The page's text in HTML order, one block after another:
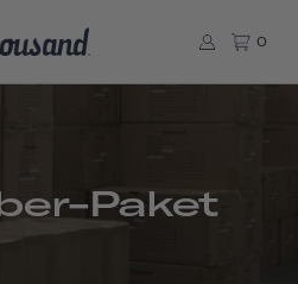
0
Paket